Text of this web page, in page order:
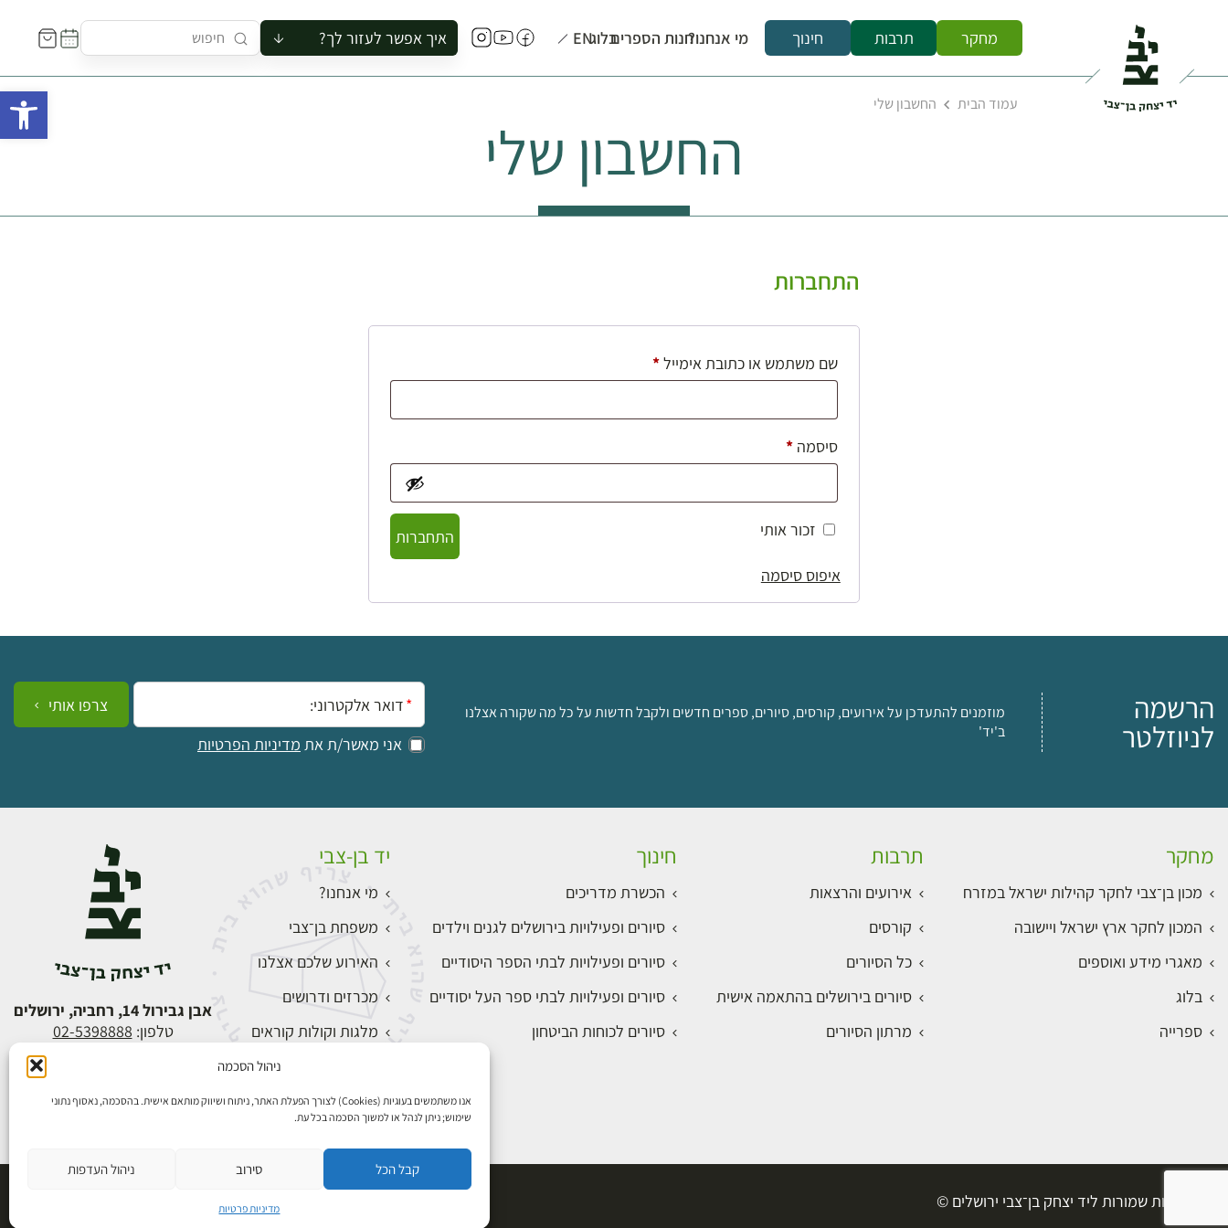
ניהול הסכמה
אנו משתמשים בעוגיות (Cookies) לצורך הפעלת האתר, ניתוח ושיווק מותאם אישית. בהסכמה, נאסוף נתוני
שימוש; ניתן לנהל או למשוך הסכמה בכל עת.
קבל הכל סירוב ניהול העדפות
מדיניות פרטיות
מחקר תרבות חינוך מי אנחנו?חנות הספריםבלוגEN איך אפשר לעזור לך?
להזמין סיור לקבוצה
לתאם ביקור בצריף
עמוד הבית החשבון שלי
החשבון שלי
התחברות
שם משתמש או כתובת אימייל*חובה
סיסמה*חובה
זכור אותי
התחברות
איפוס סיסמה
הרשמה
לניוזלטר
מוזמנים להתעדכן על אירועים, קורסים, סיורים, ספרים חדשים ולקבל חדשות על כל מה שקורה אצלנו
ב'יד'
אימייל:
אני מאשר/ת את מדיניות הפרטיות
צרפו אותי
מחקר
מכון בן־צבי לחקר קהילות ישראל במזרח
המכון לחקר ארץ ישראל ויישובה
מאגרי מידע ואוספים
בלוג
ספרייה
תרבות
אירועים והרצאות
קורסים
כל הסיורים
סיורים בירושלים בהתאמה אישית
מרתון הסיורים
חינוך
הכשרת מדריכים
סיורים ופעילויות בירושלים לגנים וילדים
סיורים ופעילויות לבתי הספר היסודיים
סיורים ופעילויות לבתי ספר העל יסודיים
סיורים לכוחות הביטחון
יד בן-צבי
מי אנחנו?
משפחת בן־צבי
האירוע שלכם אצלנו
מכרזים ודרושים
מלגות וקולות קוראים
התחברות
אבן גבירול 14, רחביה, ירושלים
טלפון: 02-5398888
כל הזכויות שמורות ליד יצחק בן־צבי ירושלים ©